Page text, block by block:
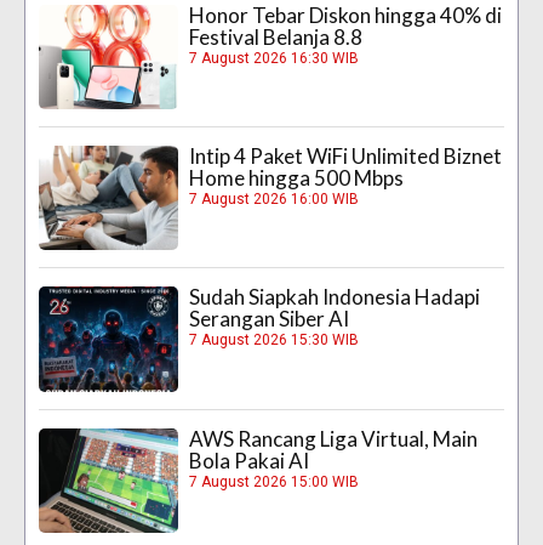
Honor Tebar Diskon hingga 40% di
Festival Belanja 8.8
7 August 2026 16:30 WIB
Intip 4 Paket WiFi Unlimited Biznet
Home hingga 500 Mbps
7 August 2026 16:00 WIB
Sudah Siapkah Indonesia Hadapi
Serangan Siber AI
7 August 2026 15:30 WIB
AWS Rancang Liga Virtual, Main
Bola Pakai AI
7 August 2026 15:00 WIB